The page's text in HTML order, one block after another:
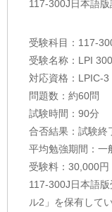
117-300J日本語版
受験科目：117-
受験名称：LPI
対応資格：LPIC-3
問題数：約60問
試験時間：90分
合否結果：試験終
平均勉強期間：一
受験料：30,000円
117-300J日本語
ル2」を保有して